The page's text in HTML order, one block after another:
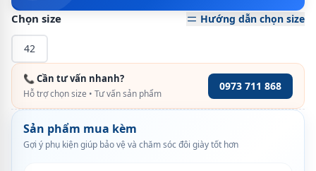
Chọn size Hướng dẫn chọn size
42
📞 Cần tư vấn nhanh?
Hỗ trợ chọn size • Tư vấn sản phẩm
0973 711 868
Sản phẩm mua kèm
Gợi ý phụ kiện giúp bảo vệ và chăm sóc đôi giày tốt hơn